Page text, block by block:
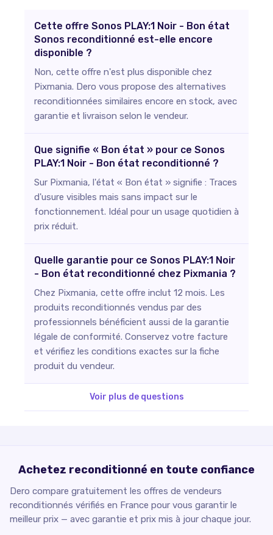
Cette offre Sonos PLAY:1 Noir - Bon état
Sonos reconditionné est-elle encore
disponible ?
Non, cette offre n'est plus disponible chez
Pixmania. Dero vous propose des alternatives
reconditionnées similaires encore en stock, avec
garantie et livraison selon le vendeur.
Que signifie « Bon état » pour ce Sonos
PLAY:1 Noir - Bon état reconditionné ?
Sur Pixmania, l'état « Bon état » signifie : Traces
d'usure visibles mais sans impact sur le
fonctionnement. Idéal pour un usage quotidien à
prix réduit.
Quelle garantie pour ce Sonos PLAY:1 Noir
- Bon état reconditionné chez Pixmania ?
Chez Pixmania, cette offre inclut 12 mois. Les
produits reconditionnés vendus par des
professionnels bénéficient aussi de la garantie
légale de conformité. Conservez votre facture
et vérifiez les conditions exactes sur la fiche
produit du vendeur.
Voir plus de questions
Achetez reconditionné en toute confiance
Dero compare gratuitement les offres de vendeurs
reconditionnés vérifiés en France pour vous garantir le
meilleur prix — avec garantie et prix mis à jour chaque jour.